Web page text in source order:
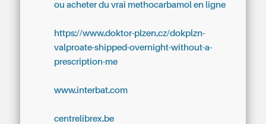
ou acheter du vrai methocarbamol en ligne
https://www.doktor-plzen.cz/dokplzn-
valproate-shipped-overnight-without-a-
prescription-me
www.interbat.com
centrelibrex.be